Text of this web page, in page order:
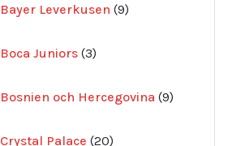
Bayer Leverkusen 9
produkter
Boca Juniors 3
produkter
Bosnien och Hercegovina 9
produkter
Crystal Palace 20